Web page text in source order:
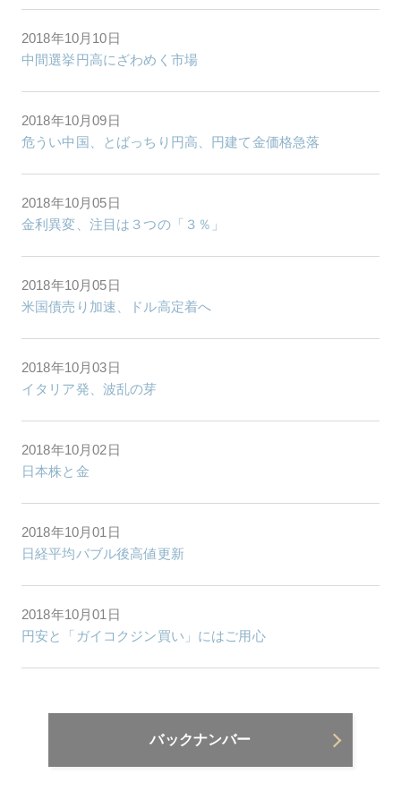
2018年10月10日
中間選挙円高にざわめく市場
2018年10月09日
危うい中国、とばっちり円高、円建て金価格急落
2018年10月05日
金利異変、注目は３つの「３％」
2018年10月05日
米国債売り加速、ドル高定着へ
2018年10月03日
イタリア発、波乱の芽
2018年10月02日
日本株と金
2018年10月01日
日経平均バブル後高値更新
2018年10月01日
円安と「ガイコクジン買い」にはご用心
バックナンバー